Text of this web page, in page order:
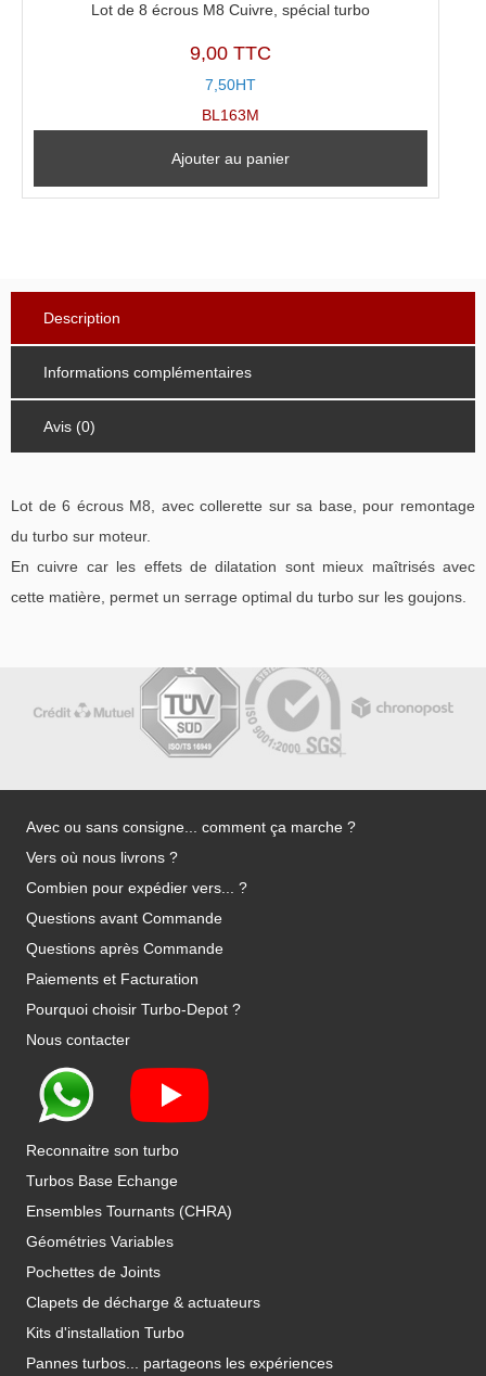
Lot de 8 écrous M8 Cuivre, spécial turbo
9,00 TTC
7,50HT
BL163M
Ajouter au panier
Description
Informations complémentaires
Avis (0)
Lot de 6 écrous M8, avec collerette sur sa base, pour remontage
du turbo sur moteur.
En cuivre car les effets de dilatation sont mieux maîtrisés avec
cette matière, permet un serrage optimal du turbo sur les goujons.
Avec ou sans consigne... comment ça marche ?
Vers où nous livrons ?
Combien pour expédier vers... ?
Questions avant Commande
Questions après Commande
Paiements et Facturation
Pourquoi choisir Turbo-Depot ?
Nous contacter
Reconnaitre son turbo
Turbos Base Echange
Ensembles Tournants (CHRA)
Géométries Variables
Pochettes de Joints
Clapets de décharge & actuateurs
Kits d'installation Turbo
Pannes turbos... partageons les expériences